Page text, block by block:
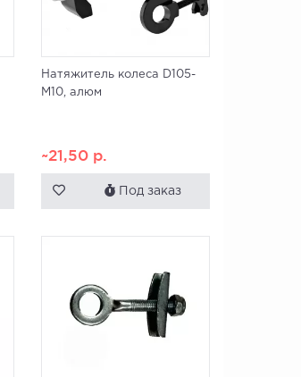
Натяжитель колеса D105-
M10, алюм
~21,50 р.
Под заказ